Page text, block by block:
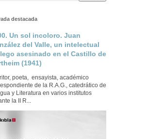
destacada
Un sol incoloro. Juan
del Valle, un intelectual
asesinado en el Castillo de
(1941)
poeta, ensayista, académico
de la R.A.G., catedrático de
y Literatura en varios institutos
la II R...